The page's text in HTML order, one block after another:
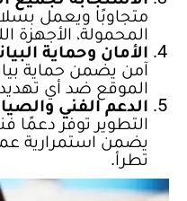
متجاوبًا ويعمل
المحمولة، الأجهزة
الأمان وحماية
آمن يضمن حماية
الموقع ضد أي
الدعم الفني
التطوير توفر دعمًا
يضمن استمرارية
تطرأ.